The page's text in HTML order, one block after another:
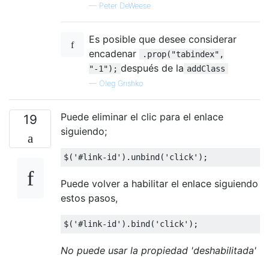
— Peter DeWeese
Es posible que desee considerar
encadenar
.prop("tabindex",
"-1"); después de la addClass
— Oleg Grishko
19
Puede eliminar el clic para el enlace
siguiendo;
$( '#link-id' ). unbind( 'click' );
Puede volver a habilitar el enlace siguiendo
estos pasos,
$( '#link-id' ). bind( 'click' );
No puede usar la propiedad 'deshabilitada'